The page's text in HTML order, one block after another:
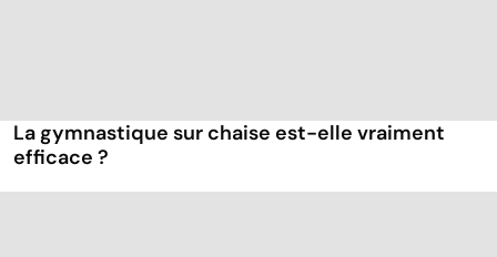
La gymnastique sur chaise est-elle vraiment
efficace ?